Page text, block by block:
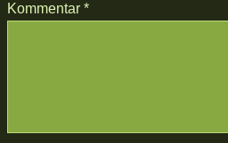
Kommentar *